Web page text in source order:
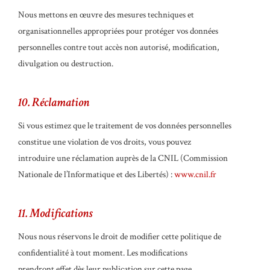
Nous mettons en œuvre des mesures techniques et
organisationnelles appropriées pour protéger vos données
personnelles contre tout accès non autorisé, modification,
divulgation ou destruction.
10. Réclamation
Si vous estimez que le traitement de vos données personnelles
constitue une violation de vos droits, vous pouvez
introduire une réclamation auprès de la CNIL (Commission
Nationale de l’Informatique et des Libertés) :www.cnil.fr
11. Modifications
Nous nous réservons le droit de modifier cette politique de
confidentialité à tout moment. Les modifications